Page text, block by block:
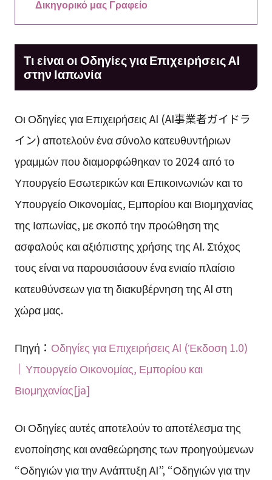
Δικηγορικό μας Γραφείο
Τι είναι οι Οδηγίες για Επιχειρήσεις AI
στην Ιαπωνία
Οι Οδηγίες για Επιχειρήσεις AI (AI事業者ガイドラ
イン) αποτελούν ένα σύνολο κατευθυντήριων
γραμμών που διαμορφώθηκαν το 2024 από το
Υπουργείο Εσωτερικών και Επικοινωνιών και το
Υπουργείο Οικονομίας, Εμπορίου και Βιομηχανίας
της Ιαπωνίας, με σκοπό την προώθηση της
ασφαλούς και αξιόπιστης χρήσης της AI. Στόχος
τους είναι να παρουσιάσουν ένα ενιαίο πλαίσιο
κατευθύνσεων για τη διακυβέρνηση της AI στη
χώρα μας.
Πηγή： Οδηγίες για Επιχειρήσεις AI (Έκδοση 1.0)
｜Υπουργείο Οικονομίας, Εμπορίου και
Βιομηχανίας[ja]
Οι Οδηγίες αυτές αποτελούν το αποτέλεσμα της
ενοποίησης και αναθεώρησης των προηγούμενων
“Οδηγιών για την Ανάπτυξη AI”, “Οδηγιών για την